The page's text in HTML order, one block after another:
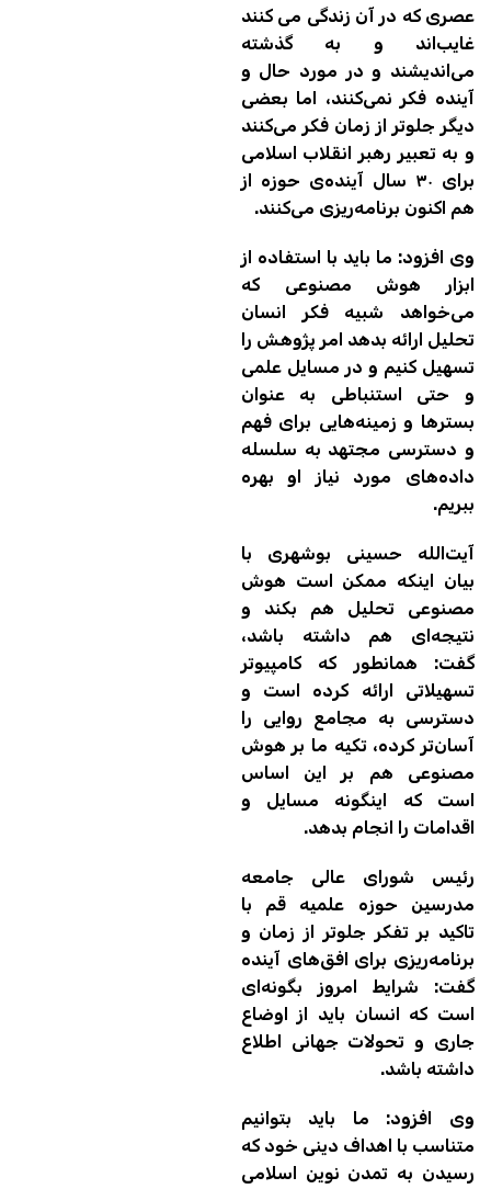
عصری که در آن زندگی می کنند
غایب‌اند و به گذشته
می‌اندیشند و در مورد حال و
آینده فکر نمی‌کنند، اما بعضی
دیگر جلوتر از زمان فکر می‌کنند
و به تعبیر رهبر انقلاب اسلامی
برای ۳۰ سال آینده‌ی حوزه از
هم اکنون برنامه‌ریزی می‌کنند.
وی افزود: ما باید با استفاده از
ابزار هوش مصنوعی که
می‌خواهد شبیه فکر انسان
تحلیل ارائه بدهد امر پژوهش را
تسهیل کنیم و در مسایل علمی
و حتی استنباطی به عنوان
بسترها و زمینه‌هایی برای فهم
و دسترسی مجتهد به سلسله‌
داده‌های مورد نیاز او بهره
ببریم.
آیت‌الله حسینی بوشهری با
بیان اینکه ممکن است هوش
مصنوعی تحلیل هم بکند و
نتیجه‌ای هم داشته باشد،
گفت: همانطور که کامپیوتر
تسهیلاتی ارائه کرده است و
دسترسی به مجامع روایی را
آسان‌تر کرده، تکیه ما بر هوش
مصنوعی هم بر این اساس
است که اینگونه مسایل و
اقدامات را انجام بدهد.
رئیس شورای عالی جامعه
مدرسین حوزه علمیه قم با
تاکید بر تفکر جلوتر از زمان و
برنامه‌ریزی برای افق‌های آینده
گفت: شرایط امروز بگونه‌ای
است که انسان باید از اوضاع
جاری و تحولات جهانی اطلاع
داشته باشد.
وی افزود: ما باید بتوانیم
متناسب با اهداف دینی خود که
رسیدن به تمدن نوین اسلامی